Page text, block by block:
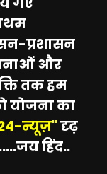
प्रशासन
और
तक हम
योजना का
न्यूज़"दृढ़
हिंद..